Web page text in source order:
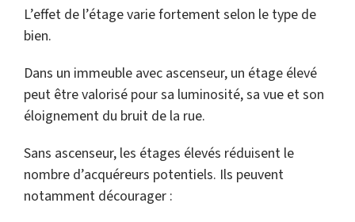
L’effet de l’étage varie fortement selon le type de
bien.
Dans un immeuble avec ascenseur, un étage élevé
peut être valorisé pour sa luminosité, sa vue et son
éloignement du bruit de la rue.
Sans ascenseur, les étages élevés réduisent le
nombre d’acquéreurs potentiels. Ils peuvent
notamment décourager :